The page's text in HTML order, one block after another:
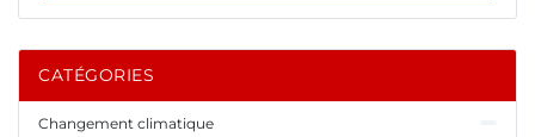
CATÉGORIES
Changement climatique